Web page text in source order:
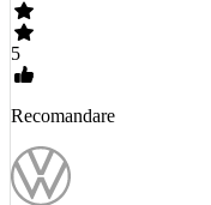
5
Recomandare